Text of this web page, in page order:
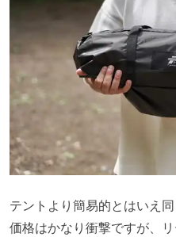
テントより簡易的とはいえ
価格はかなり衝撃ですが、